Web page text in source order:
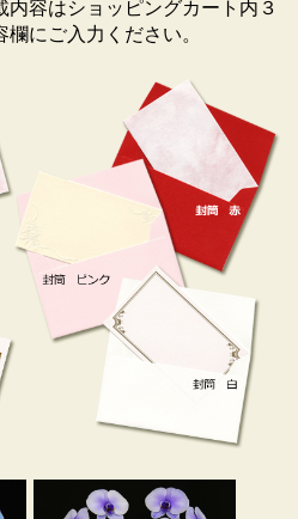
しまわないように、専用の
箱)に梱包してお送りしま
すので、大人１名で手運び
な車（ワゴンタイプ）には乗
用車タイプの車では高さが
専用の段ボールから出して運
なり運び方によってはお花を
で、お贈り先に直送される
。
内容はショッピングカート内３
にご入力ください。